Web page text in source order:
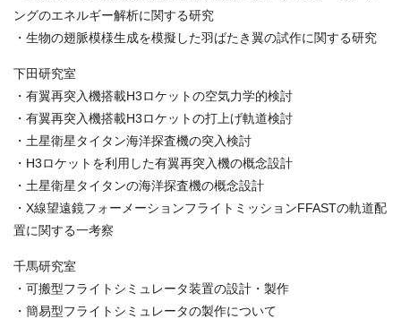
ングのエネルギー解析に関する研究
・生物の翅脈模様生成を模擬した羽ばたき翼の試作に関する研究
下田研究室
・有翼再突入機搭載H3ロケットの空気力学的検討
・有翼再突入機搭載H3ロケットの打上げ軌道検討
・土星衛星タイタン海洋探査機の突入検討
・H3ロケットを利用した有翼再突入機の概念設計
・土星衛星タイタンの海洋探査機の概念設計
・X線望遠鏡フォーメーションフライトミッションFFASTの軌道配
置に関する一考察
千馬研究室
・可搬型フライトシミュレータ装置の設計・製作
・簡易型フライトシミュレータの製作について